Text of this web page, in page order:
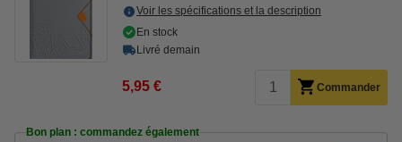
Voir les spécifications et la description
En stock
Livré demain
5,95 € Commander
Bon plan : commandez également